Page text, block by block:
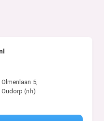
Olmenlaan 5,
Oudorp (nh)